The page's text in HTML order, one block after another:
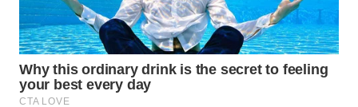
WN
KALBAR
WN
KALTENG